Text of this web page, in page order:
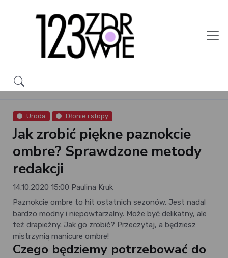
Uroda Dłonie i stopy
Jak zrobić piękne paznokcie
ombre? Sprawdzone metody
redakcji
14.10.2020 15:00 Paulina Kruk
Paznokcie ombre to hit ostatnich sezonów. Jest nadal
bardzo modny i niepowtarzalny. Może być delikatny, ale
też drapieżny. Jak go zrobić? Przeczytaj, a będziesz
mistrzynią manicure ombre!
Czego będziemy potrzebować do